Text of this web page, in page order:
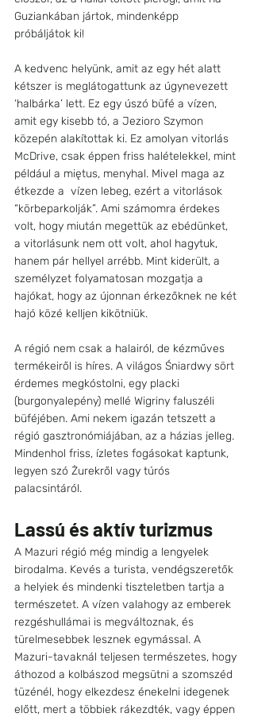
Guziankában jártok, mindenképp
próbáljátok ki!
A kedvenc helyünk, amit az egy hét alatt
kétszer is meglátogattunk az úgynevezett
‘halbárka’ lett. Ez egy úszó büfé a vízen,
amit egy kisebb tó, a Jezioro Szymon
közepén alakítottak ki. Ez amolyan vitorlás
McDrive, csak éppen friss halételekkel, mint
például a miętus, menyhal. Mivel maga az
étkezde a  vízen lebeg, ezért a vitorlások
“körbeparkolják”. Ami számomra érdekes
volt, hogy miután megettük az ebédünket,
a vitorlásunk nem ott volt, ahol hagytuk,
hanem pár hellyel arrébb. Mint kiderült, a
személyzet folyamatosan mozgatja a
hajókat, hogy az újonnan érkezőknek ne két
hajó közé kelljen kikötniük.
A régió nem csak a halairól, de kézműves
termékeiről is híres. A világos Śniardwy sört
érdemes megkóstolni, egy placki
(burgonyalepény) mellé Wigriny faluszéli
büféjében. Ami nekem igazán tetszett a
régió gasztronómiájában, az a házias jelleg.
Mindenhol friss, ízletes fogásokat kaptunk,
legyen szó Żurekről vagy túrós
palacsintáról.
Lassú és aktív turizmus
A Mazuri régió még mindig a lengyelek
birodalma. Kevés a turista, vendégszeretők
a helyiek és mindenki tiszteletben tartja a
természetet. A vízen valahogy az emberek
rezgéshullámai is megváltoznak, és
türelmesebbek lesznek egymással. A
Mazuri-tavaknál teljesen természetes, hogy
áthozod a kolbászod megsütni a szomszéd
tüzénél, hogy elkezdesz énekelni idegenek
előtt, mert a többiek rákezdték, vagy éppen